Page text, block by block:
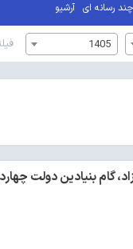
چند رسانه ای آرشیو
1405
گام بنیادین دولت